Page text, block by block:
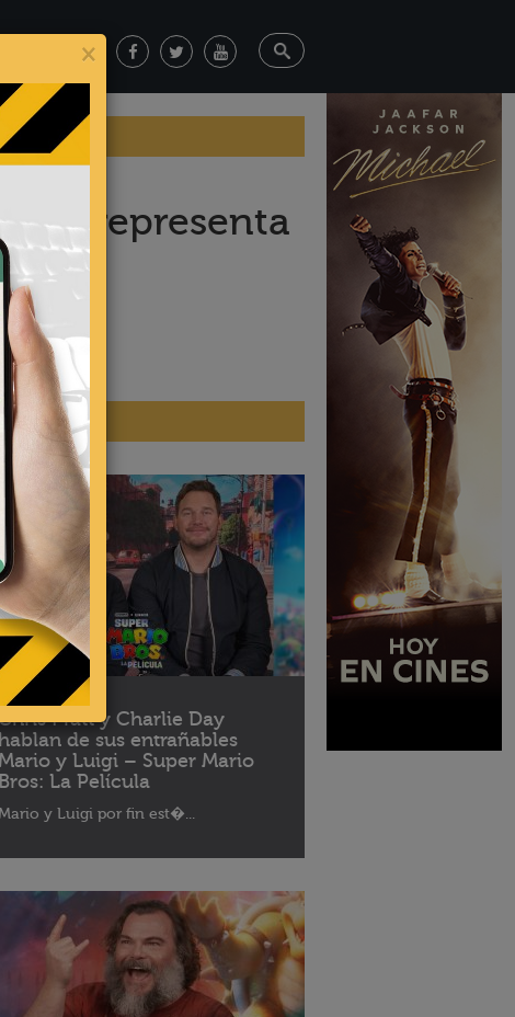
representa
Noticias
- 04 - 2023
Pratt y Charlie Day
de sus entrañables
y Luigi – Super Mario
La Película
y Luigi por fin est�...
×